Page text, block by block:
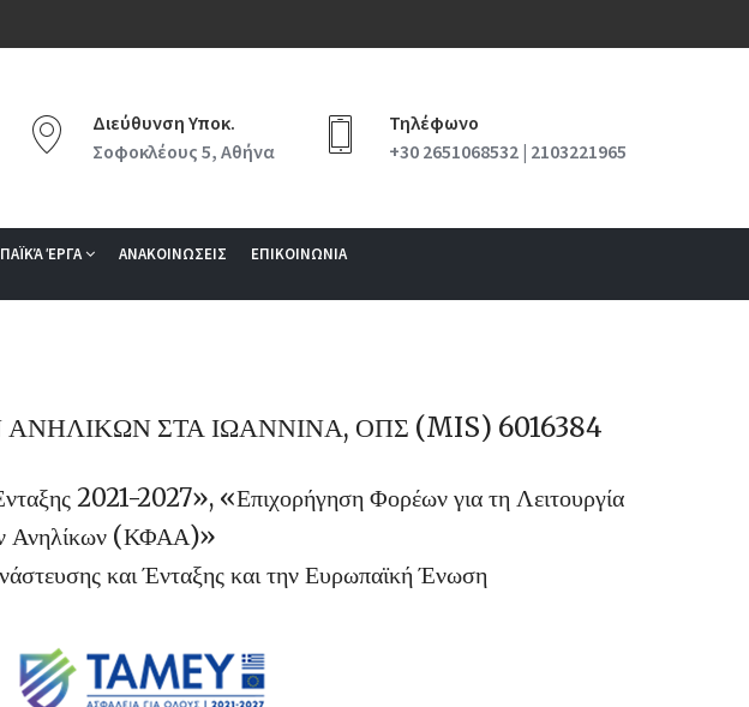
Διεύθυνση Υποκ.
Σοφοκλέους 5, Αθήνα
Τηλέφωνο
+30 2651068532 | 2103221965
ΈΡΓΑ ΑΝΑΚΟΙΝΩΣΕΙΣ ΕΠΙΚΟΙΝΩΝΙΑ
ΣΤΑ ΙΩΑΝΝΙΝΑ, ΟΠΣ (MIS) 6016384
2021-2027», «Επιχορήγηση Φορέων για τη Λειτουργία
Ανηλίκων (ΚΦΑΑ)»
και Ένταξης και την Ευρωπαϊκή Ένωση